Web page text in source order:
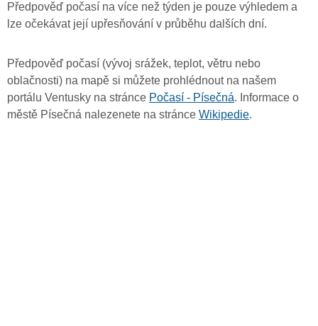
Předpověď počasí na více než týden je pouze výhledem a
lze očekávat její upřesňování v průběhu dalších dní.
Předpověď počasí (vývoj srážek, teplot, větru nebo
oblačnosti) na mapě si můžete prohlédnout na našem
portálu Ventusky na stránce Počasí - Písečná. Informace o
městě Písečná nalezenete na stránce Wikipedie.